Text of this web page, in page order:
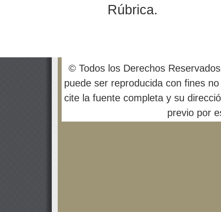
Rúbrica.
© Todos los Derechos
puede ser reproducida con fines
cite la fuente completa y su
previo por